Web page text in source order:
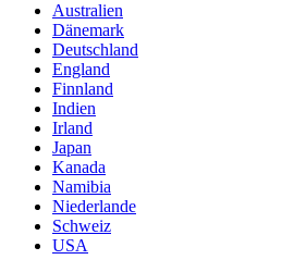
Australien
Dänemark
Deutschland
England
Finnland
Indien
Irland
Japan
Kanada
Namibia
Niederlande
Schweiz
USA